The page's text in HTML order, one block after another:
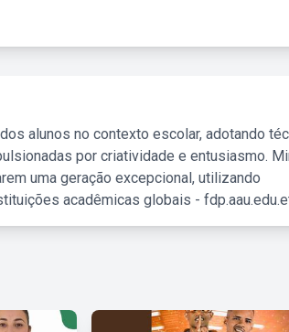
alunos no contexto escolar, adotando
por criatividade e entusiasmo.
uma geração excepcional, utilizando
acadêmicas globais -